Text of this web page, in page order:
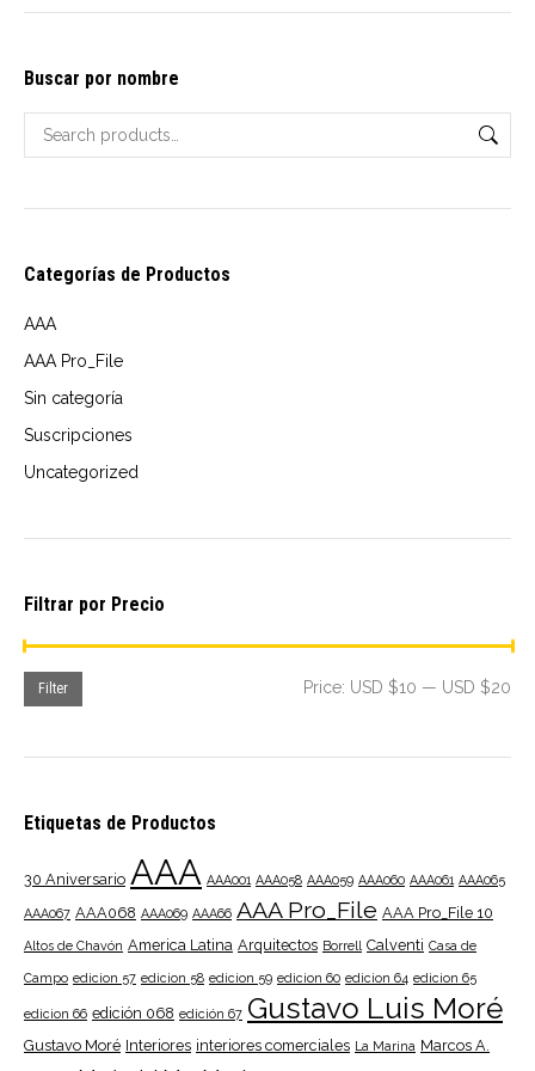
options
chosen
on
Buscar por nombre
Categorías de Productos
AAA
AAA Pro_File
Sin categoría
Suscripciones
Uncategorized
Filtrar por Precio
Filter Price: USD $10 — USD $20
Etiquetas de Productos
30 Aniversario AAA AAA001 AAA058 AAA059 AAA060 AAA061 AAA065
AAA067 AAA068 AAA069 AAA66 AAA Pro_File AAA Pro_File 10
Altos de Chavón America Latina Arquitectos Borrell Calventi Casa de
Campo edicion 57 edicion 58 edicion 59 edicion 60 edicion 64 edicion 65
edicion 66 edición 068 edición 67 Gustavo Luis Moré
Gustavo Moré Interiores interiores comerciales La Marina Marcos A.